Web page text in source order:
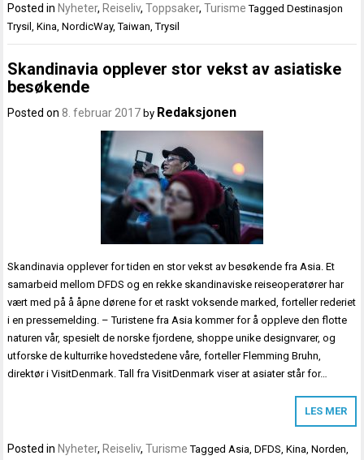
Posted in Nyheter, Reiseliv,Toppsaker,Turisme TaggedDestinasjon
Trysil ,Kina ,NordicWay,Taiwan ,Trysil
Skandinavia opplever stor vekst av asiatiske
besøkende
Posted on 8. februar 2017 by Redaksjonen
Skandinavia opplever for tiden en stor vekst av besøkende fra Asia. Et
samarbeid mellom DFDS og en rekke skandinaviske reiseoperatører har
vært med på å åpne dørene for et raskt voksende marked, forteller rederiet
i en pressemelding. – Turistene fra Asia kommer for å oppleve den flotte
naturen vår, spesielt de norske fjordene, shoppe unike designvarer, og
utforske de kulturrike hovedstedene våre, forteller Flemming Bruhn,
direktør i VisitDenmark. Tall fra VisitDenmark viser at asiater står for…
LES MER
Posted in Nyheter, Reiseliv,Turisme TaggedAsia,DFDS,Kina,Norden,